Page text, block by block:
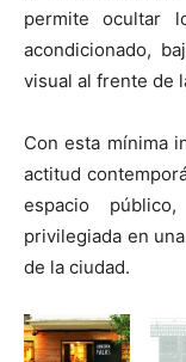
permite ocultar
acondicionado,
visual al frente de
Con esta mínima
actitud
espacio
privilegiada en
de la ciudad.